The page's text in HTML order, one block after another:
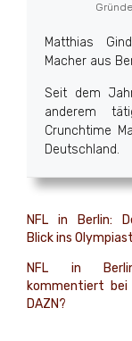
Matthias
Macher aus
Seit dem
anderem
Crunchtime
Deutschland.
NFL in Berlin:
Blick ins
NFL in
kommentiert bei
DAZN?